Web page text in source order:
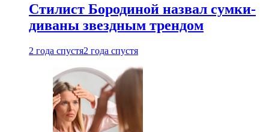
Стилист Бородиной назвал сумки-
диваны звездным трендом
2 года спустя2 года спустя